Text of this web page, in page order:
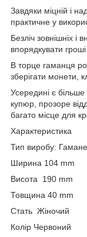
Завдяки міцній і
практичне у
Безліч зовнішніх і
впорядкувати
В торце гаманця
зберігати монети,
Усередині є більше
купюр, прозоре
багато місце для
Характеристика
Тип виробу:
Ширина 104 mm
Висота 190 mm
Товщина 40 mm
Стать Жіночий
Колір Червоний